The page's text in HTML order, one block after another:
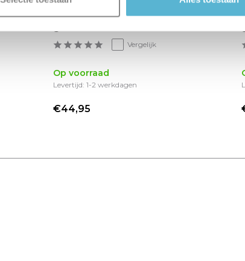
Wandlamp Gyro B 13 cm mat
Vergelijk
Op voorraad
Levertijd: 1-2 werkdagen
€44,95